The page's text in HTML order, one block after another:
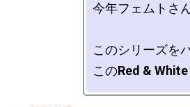
今年フェムトさ
このシリーズを
このRed &